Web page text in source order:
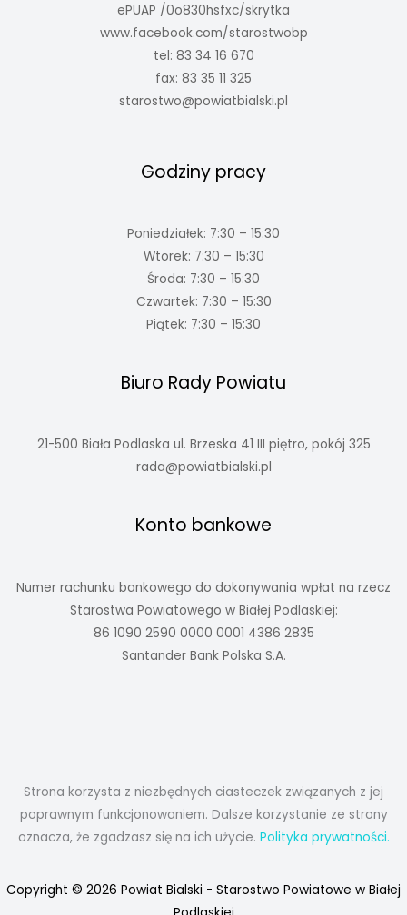
ePUAP /0o830hsfxc/skrytka
www.facebook.com/starostwobp
tel: 83 34 16 670
fax: 83 35 11 325
starostwo@powiatbialski.pl
Godziny pracy
Poniedziałek: 7:30 – 15:30
Wtorek: 7:30 – 15:30
Środa: 7:30 – 15:30
Czwartek: 7:30 – 15:30
Piątek: 7:30 – 15:30
Biuro Rady Powiatu
21-500 Biała Podlaska ul. Brzeska 41 III piętro, pokój 325
rada@powiatbialski.pl
Konto bankowe
Numer rachunku bankowego do dokonywania wpłat na rzecz
Starostwa Powiatowego w Białej Podlaskiej:
86 1090 2590 0000 0001 4386 2835
Santander Bank Polska S.A.
Strona korzysta z niezbędnych ciasteczek związanych z jej
poprawnym funkcjonowaniem. Dalsze korzystanie ze strony
oznacza, że zgadzasz się na ich użycie. Polityka prywatności.
Copyright © 2026 Powiat Bialski - Starostwo Powiatowe w Białej